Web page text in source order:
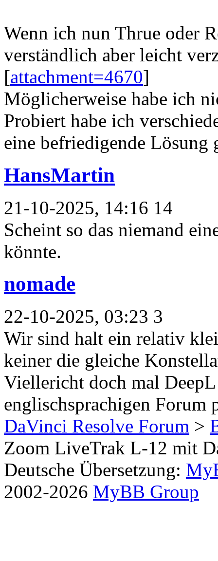
Wenn ich nun Thrue oder
verständlich aber leicht
[attachment=4670]
Möglicherweise habe ich
Probiert habe ich
eine befriedigende Lösung
HansMartin
21-10-2025, 14:16 14
Scheint so das niemand
könnte.
nomade
22-10-2025, 03:23 3
Wir sind halt ein relativ
keiner die gleiche
Viellericht doch mal
englischsprachigen Forum
DaVinci Resolve Forum >
Zoom LiveTrak L-12 mit
Deutsche Übersetzung:
2002-2026 MyBB Group